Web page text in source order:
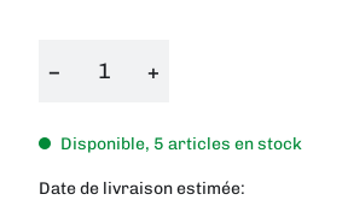
− +
Disponible, 5 articles en stock
Date de livraison estimée: